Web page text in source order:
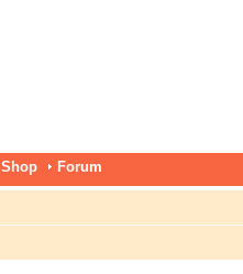
Shop Forum